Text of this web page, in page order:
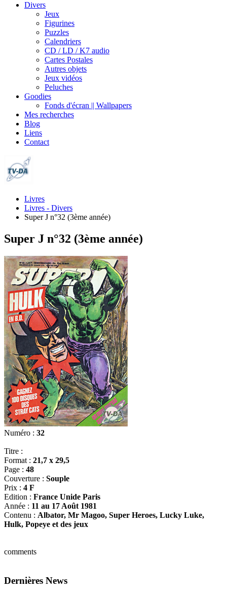
Divers
Jeux
Figurines
Puzzles
Calendriers
CD / LD / K7 audio
Cartes Postales
Autres objets
Jeux vidéos
Peluches
Goodies
Fonds d'écran || Wallpapers
Mes recherches
Blog
Liens
Contact
Livres
Livres - Divers
Super J n°32 (3ème année)
Super J n°32 (3ème année)
Numéro : 32
Titre :
Format : 21,7 x 29,5
Page : 48
Couverture : Souple
Prix : 4 F
Edition : France Unide Paris
Année : 11 au 17 Août 1981
Contenu : Albator, Mr Magoo, Super Heroes, Lucky Luke,
Hulk, Popeye et des jeux
comments
Dernières News